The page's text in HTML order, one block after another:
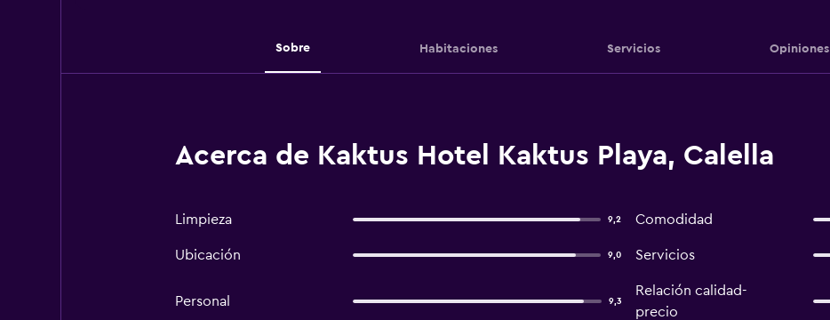
Sobre Habitaciones Servicios Opiniones
Acerca de Kaktus Hotel Kaktus Playa, Calella
Limpieza 9,2 Comodidad
Ubicación 9,0 Servicios
Personal 9,3
Relación calidad-
precio